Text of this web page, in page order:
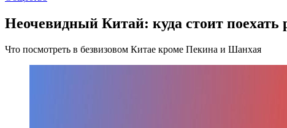
Неочевидный Китай: куда стоит поехать
Что посмотреть в безвизовом Китае кроме Пекина и Шанхая